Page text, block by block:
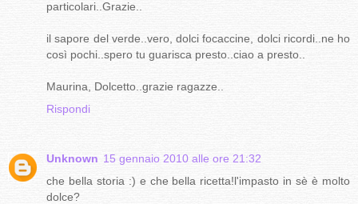
particolari..Grazie..
il sapore del verde..vero, dolci focaccine, dolci ricordi..ne ho
così pochi..spero tu guarisca presto..ciao a presto..
Maurina, Dolcetto..grazie ragazze..
Rispondi
Unknown 15 gennaio 2010 alle ore 21:32
che bella storia :) e che bella ricetta!l'impasto in sè è molto
dolce?